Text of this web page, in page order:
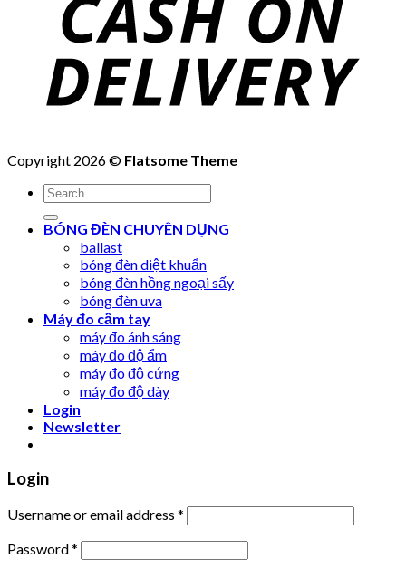
Copyright 2026 © Flatsome Theme
Search
for:
BÓNG ĐÈN CHUYÊN DỤNG
ballast
bóng đèn diệt khuẩn
bóng đèn hồng ngoại sấy
bóng đèn uva
Máy đo cầm tay
máy đo ánh sáng
máy đo độ ẩm
máy đo độ cứng
máy đo độ dày
Login
Newsletter
Login
Username or email address *
Password*